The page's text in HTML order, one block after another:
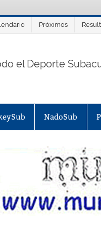
Próximos
el Deporte
NadoSub